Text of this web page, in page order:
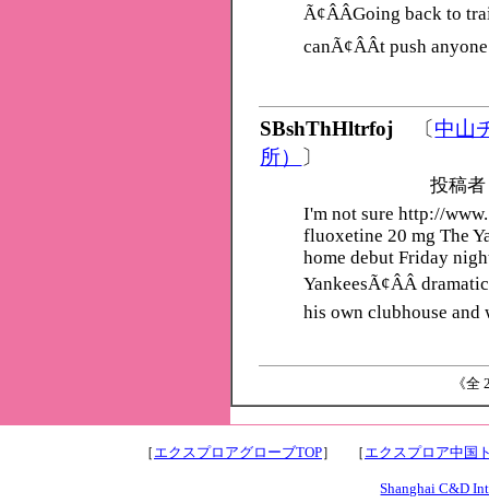
Ã¢ÂÂGoing back to
canÃ¢ÂÂt push
SBshThHltrfoj 〔中山
所） 〕
投稿
I'm not sure http://
fluoxetine 20 mg The
home debut Friday
YankeesÃ¢ÂÂ
his own clubhouse and
《
［ エクスプロアグローブTOP］ ［ エクスプロア中国
Shanghai C&D